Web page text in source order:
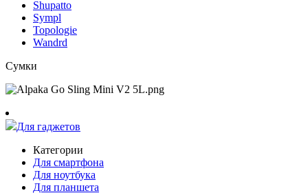
Shupatto
Sympl
Topologie
Wandrd
Сумки
Для гаджетов
Категории
Для смартфона
Для ноутбука
Для планшета